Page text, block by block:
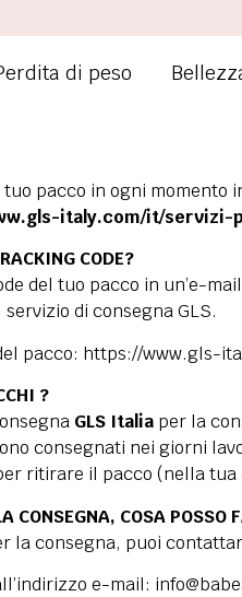
di peso
pacco in ogni momento
italy.com/it/
CODE?
del tuo pacco in un’e-
di consegna GLS.
pacco: https://www.gls-
?
GLS Italia per la
consegnati nei giorni
ritirare il pacco (nella
CONSEGNA, COSA POSSO
la consegna, puoi
e-mail: